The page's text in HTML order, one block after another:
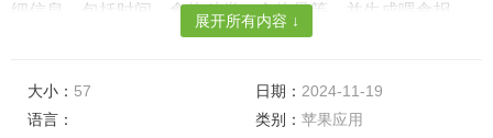
细信息，包括时间、食物种类、食物量等，并生成喂食报
告，帮助用户更好地了解宠物的饮食习惯和健康状况。
软件特色
展开所有内容 ↓
大小： 57 日期： 2024-11-19
语言：
类别： 苹果应用